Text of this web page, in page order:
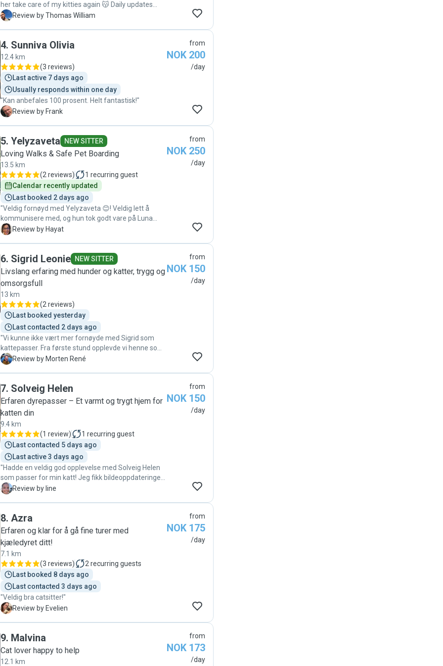
her take care of my kitties again 😽 Daily updates
with pictures of happy cats was very reassuring.
T Review by Thomas William
4. Sunniva Olivia
12.4 km
(3 reviews)
Last active 7 days ago
Usually responds within one day
"Kan anbefales 100 prosent. Helt fantastisk!"
F
Review by Frank
from
NOK 200
/day
5. Yelyzaveta NEW SITTER
Loving Walks & Safe Pet Boarding
13.5 km
(2 reviews) 1 recurring guest
Calendar recently updated
Last booked 2 days ago
"Veldig fornøyd med Yelyzaveta 😊! Veldig lett å
kommunisere med, og hun tok godt vare på Luna
mens vi var borte. :) Hun passet pussen i nesten en
besøk, og til og med en rapport – en funksjon jeg ikke
visste Pawshake hadde. Hun sendte også bilder av
pussen hver dag. :) Kan virkelig anbefales – jeg har
absolutt ingenting å utsette på henne!"
H Review by Hayat
from
NOK 250
/day
6. Sigrid Leonie NEW SITTER
Livslang erfaring med hunder og katter, trygg og
omsorgsfull
13 km
(2 reviews)
Last booked yesterday
Last contacted 2 days ago
"Vi kunne ikke vært mer fornøyde med Sigrid som
kattepasser. Fra første stund opplevde vi henne som
blid, hyggelig og genuint opptatt av at katten vår
det betydde utrolig mye for oss. Det var så godt å se
at katten trivdes og fikk masse omsorg, noe som
gjorde at vi kunne senke skuldrene og nyte ferien
uten bekymringer. Vi er veldig takknemlige for den
gode omsorgen Sigrid ga katten vår, og vi kommer
definitivt til å spørre henne igjen. Anbefales på det
aller varmeste!"
M Review by Morten René
from
NOK 150
/day
7. Solveig Helen
Erfaren dyrepasser – Et varmt og trygt hjem for
katten din
9.4 km
(1 review) 1 recurring guest
Last contacted 5 days ago
Last active 3 days ago
"Hadde en veldig god opplevelse med Solveig Helen
som passer for min katt! Jeg fikk bildeoppdateringer
ved hvert besøk. Katten var fornøyd og leiligheten var
L Review by line
from
NOK 150
/day
8. Azra
Erfaren og klar for å gå fine turer med
kjæledyret ditt!
7.1 km
(3 reviews) 2 recurring guests
Last booked 8 days ago
Last contacted 3 days ago
"Veldig bra catsitter!"
E
Review by Evelien
from
NOK 175
/day
9. Malvina
Cat lover happy to help
12.1 km
from
NOK 173
/day